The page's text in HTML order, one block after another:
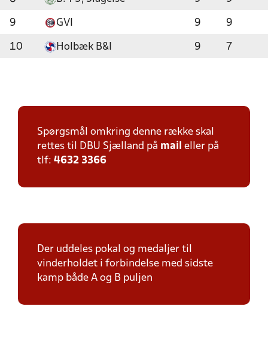
9 GVI 9 9
10 Holbæk B&I 9 7
Spørgsmål omkring denne række skal
rettes til DBU Sjælland på mail eller på
tlf: 4632 3366
Der uddeles pokal og medaljer til
vinderholdet i forbindelse med sidste
kamp både A og B puljen